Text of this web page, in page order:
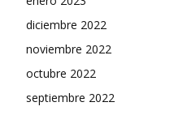
diciembre 2022
noviembre 2022
octubre 2022
septiembre 2022